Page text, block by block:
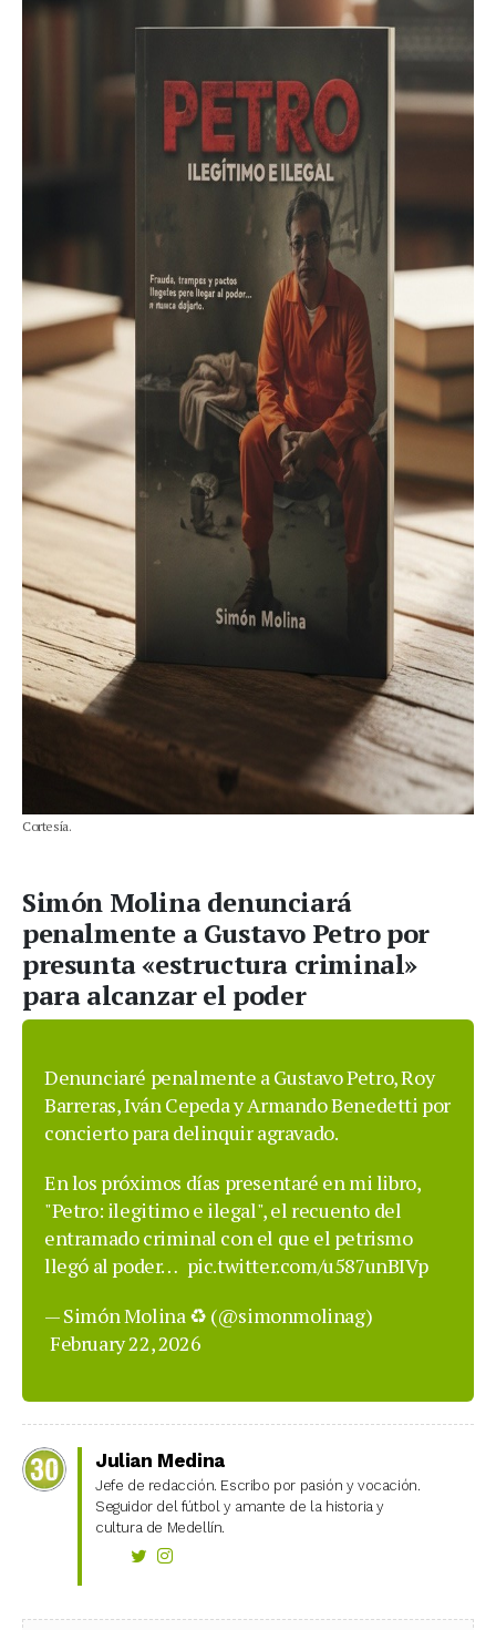
Cortesía.
Simón Molina denunciará
penalmente a Gustavo Petro por
presunta «estructura criminal»
para alcanzar el poder
Denunciaré penalmente a Gustavo Petro, Roy
Barreras, Iván Cepeda y Armando Benedetti por
concierto para delinquir agravado.
En los próximos días presentaré en mi libro,
"Petro: ilegitimo e ilegal", el recuento del
entramado criminal con el que el petrismo
llegó al poder… pic.twitter.com/u587unBIVp
— Simón Molina ♻️ (@simonmolinag)
February 22, 2026
Julian Medina
Jefe de redacción. Escribo por pasión y vocación.
Seguidor del fútbol y amante de la historia y
cultura de Medellín.